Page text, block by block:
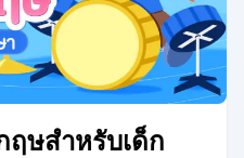
ฤษสำหรับเด็ก